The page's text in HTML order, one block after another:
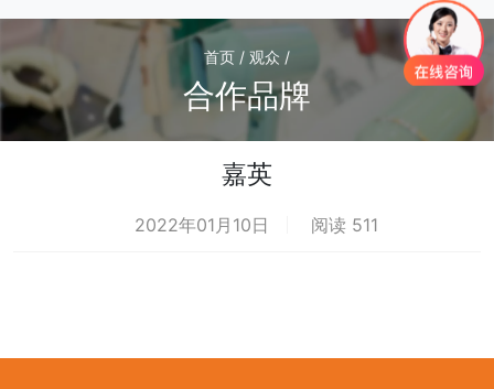
首页 / 观众 /
合作品牌
嘉英
2022年01月10日 阅读 511